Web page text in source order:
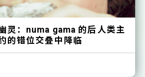
灵：numa gama 的后人类主
的错位交叠中降临
与自己跳舞，拥抱无常，
也拥抱他人
履薄冰，Howie Lee 和刘㔻自
未来取 “伏藏”
专辑发布 ｜ Mary Sue，成长
在取舍之间
活水》的流动之中：合辑 9 首
原创合辑《活水》 汇聚海内
外 9 组音乐人向周文中致敬
蜃景和文明内外：花伦新专辑
Tempus 发布